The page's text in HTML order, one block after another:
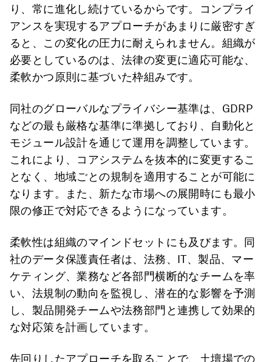
り、常に進化し続けているからです。コンプライ
アンスを実現するアプローチがあまりに厳密すぎ
ると、この変化の圧力に耐えられません。組織が
必要としているのは、法律の変更に適応可能な、
柔軟かつ原則に基づいた枠組みです。
同社のグローバルなプライバシー基準は、GDRP
などの最も厳格な基準に準拠しており、自動化と
モジュール設計を通じて運用を調整しています。
これにより、コアシステムを抜本的に変更するこ
となく、地域ごとの規制を適用することが可能に
なります。また、新たな市場への展開時にも最小
限の修正で対応できるようになっています。
柔軟性は組織のマインドセットにも及びます。同
社のデータ保護責任者は、法務、IT、製品、マー
ケティング、業務など各部門横断的なチームを率
い、法規制の動向を監視し、潜在的な影響を予測
し、製品開発チームや法務部門と連携して効果的
な対応策を計画しています。
先回りしたアプローチを取ることで、土壇場での